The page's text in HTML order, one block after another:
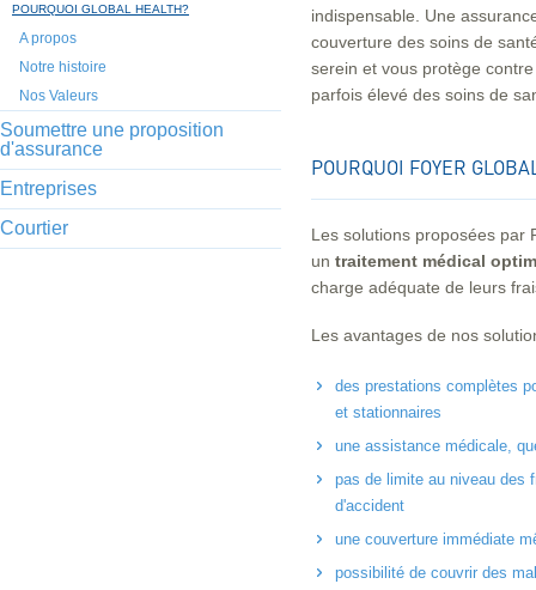
POURQUOI GLOBAL HEALTH?
A propos
Notre histoire
Nos Valeurs
Soumettre une proposition
d'assurance
Entreprises
Courtier
indispensable. Une
couverture des soins de
serein et vous protège
parfois élevé des soins de
POURQUOI FOYER
Les solutions proposées par
un traitement médical
charge adéquate de leurs
Les avantages de nos
des prestations complètes
et stationnaires
une assistance médicale,
pas de limite au niveau des
d'accident
une couverture immédiate
possibilité de couvrir des